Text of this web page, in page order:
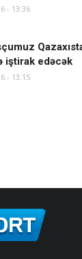
- 13:36
iştirak edəcək
- 13:15